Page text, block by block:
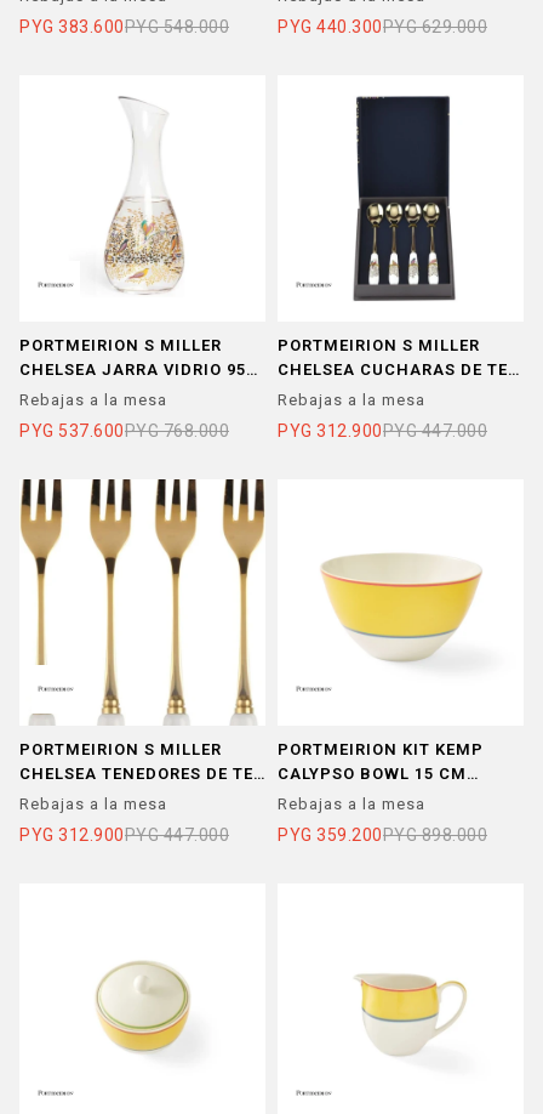
PYG 383.600PYG 548.000 PYG 440.300PYG 629.000
PORTMEIRION S MILLER
CHELSEA JARRA VIDRIO 950
ML
Rebajas a la mesa
PYG 537.600PYG 768.000
PORTMEIRION S MILLER
CHELSEA CUCHARAS DE TE
SET x 4
Rebajas a la mesa
PYG 312.900PYG 447.000
PORTMEIRION S MILLER
CHELSEA TENEDORES DE TE
SET x 4
Rebajas a la mesa
PYG 312.900PYG 447.000
PORTMEIRION KIT KEMP
CALYPSO BOWL 15 CM
AMARILLO SET X 4
Rebajas a la mesa
PYG 359.200PYG 898.000